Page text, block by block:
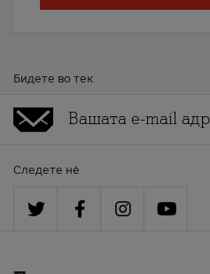
Бидете во тек
Следете нè